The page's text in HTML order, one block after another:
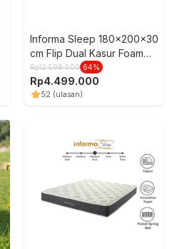
Informa Sleep 180x200x30
cm Flip Dual Kasur Foam
Springbed In Box
Rp12.599.000 64%
Rp4.499.000
52 (ulasan)